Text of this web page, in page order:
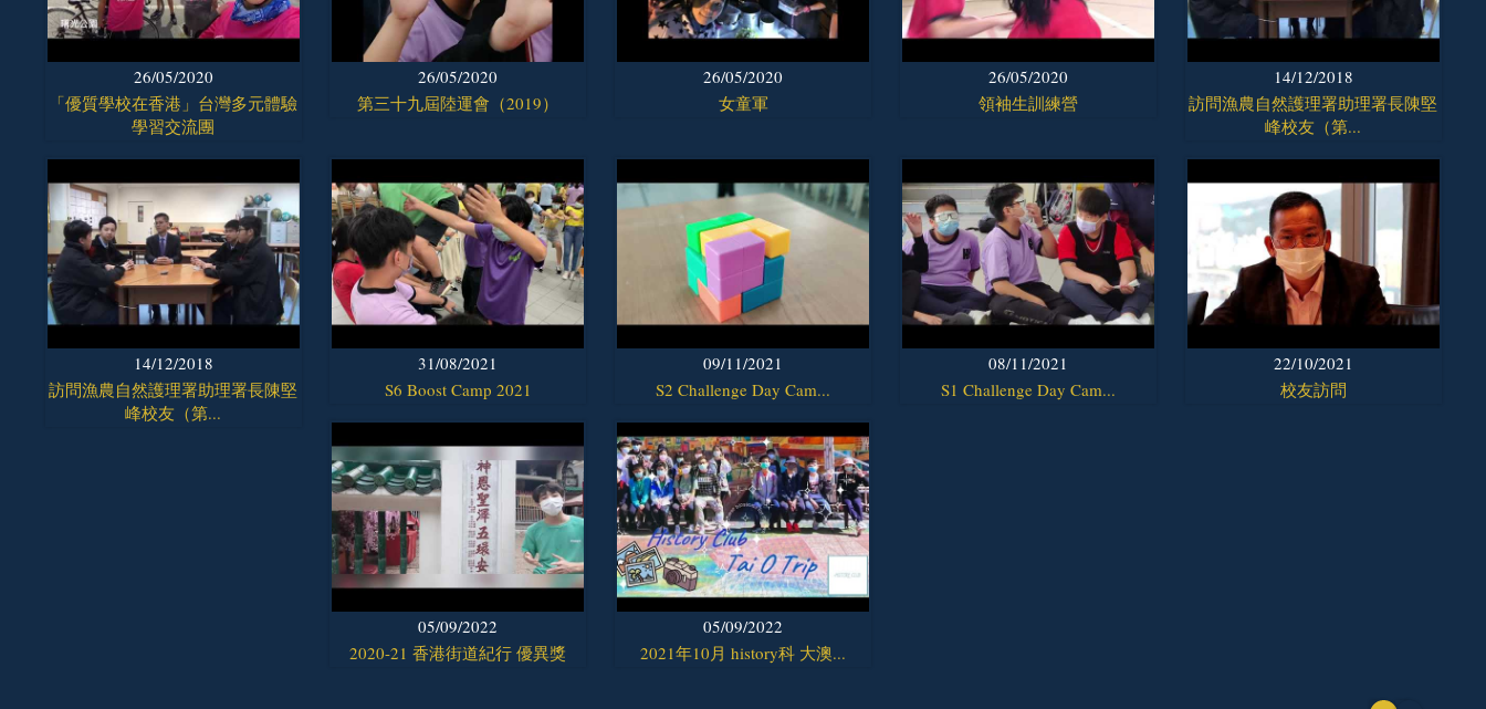
26/05/2020
「優質學校在香港」台灣多元體驗
學習交流團
26/05/2020
第三十九屆陸運會（2019）
26/05/2020
女童軍
26/05/2020
領袖生訓練營
14/12/2018
訪問漁農自然護理署助理署長陳堅
峰校友（第...
14/12/2018
訪問漁農自然護理署助理署長陳堅
峰校友（第...
31/08/2021
S6 Boost Camp 2021
09/11/2021
S2 Challenge Day Cam...
08/11/2021
S1 Challenge Day Cam...
22/10/2021
校友訪問
05/09/2022
2020-21 香港街道紀行 優異獎
05/09/2022
2021年10月 history科 大澳...